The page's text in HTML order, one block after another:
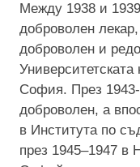
Между 1938 и
доброволен
доброволен и
София. През 1943-
доброволен, а
в Института по
през 1945–1947 в